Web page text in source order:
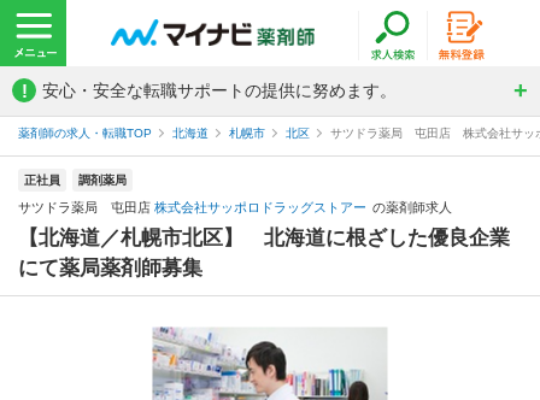
! 安心・安全な転職サポートの提供に努めます。
薬剤師の求人・転職TOP 北海道 札幌市 北区 サツドラ薬局 屯田店 株式会社サッ
正社員 調剤薬局
サツドラ薬局 屯田店 株式会社サッポロドラッグストアー の薬剤師求人
【北海道／札幌市北区】 北海道に根ざした優良企業
にて薬局薬剤師募集